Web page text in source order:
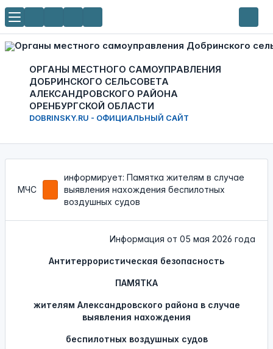
ОРГАНЫ МЕСТНОГО САМОУПРАВЛЕНИЯ
ДОБРИНСКОГО СЕЛЬСОВЕТА
АЛЕКСАНДРОВСКОГО РАЙОНА
ОРЕНБУРГСКОЙ ОБЛАСТИ
DOBRINSKY.RU - ОФИЦИАЛЬНЫЙ САЙТ
МЧС
информирует: Памятка жителям в случае
выявления нахождения беспилотных
воздушных судов
Информация от 05 мая 2026 года
Антитеррористическая безопасность
ПАМЯТКА
жителям Александровского района в случае
выявления нахождения
беспилотных воздушных судов